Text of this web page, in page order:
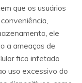
que os usuários
ele
a ameaças de
fica infetado
uso excessivo do